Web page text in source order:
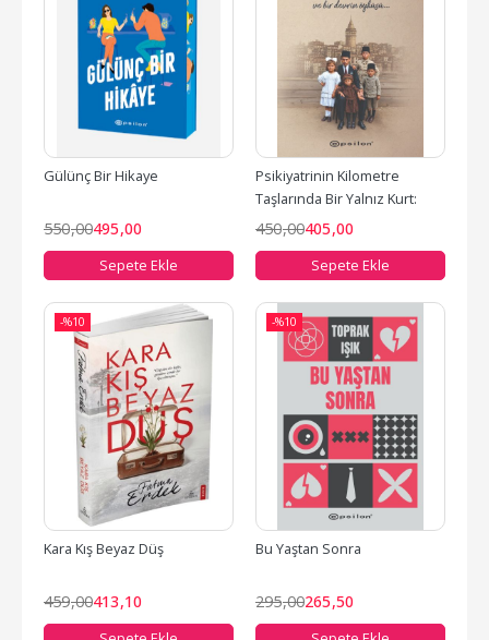
Gülünç Bir Hikaye
550,00495,00
Sepete Ekle
Psikiyatrinin Kilometre
Taşlarında Bir Yalnız Kurt:
Giritli Rasim Adasal
450,00405,00
Sepete Ekle
-%10
Kara Kış Beyaz Düş
459,00413,10
-%10
Bu Yaştan Sonra
295,00265,50